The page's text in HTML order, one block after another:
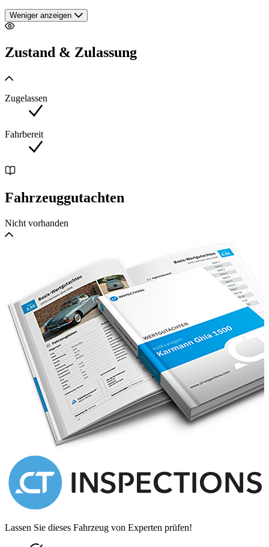
Weniger anzeigen
Zustand & Zulassung
Zugelassen
Fahrbereit
Fahrzeuggutachten
Nicht vorhanden
Lassen Sie dieses Fahrzeug von Experten prüfen!